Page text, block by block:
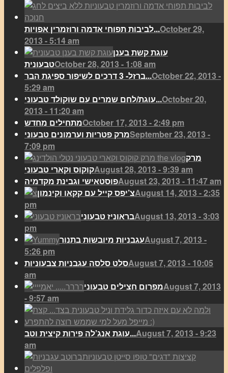
לביבות תפוחי אדמה ורוזמרין אפויות...October 29,
2013 - 5:14 am
עוגת קשת בענן
טבעוניתOctober 28, 2013 - 1:08 am
ברזל- 3 דרכים לשיפור ספיגת הבר...October 22, 2013 -
5:29 am
עוגת/לחם שמרים עם שוקולד טבעוני...October 20,
2013 - 11:20 am
מתחילים מחדשOctober 17, 2013 - 2:49 pm
מרק פטריות וערמונים טבעוניSeptember 23, 2013 -
7:09 pm
מרק
קוקוס וקארי טבעוניAugust 28, 2013 - 9:39 am
פוסטאישי וגבינת מקדמיהAugust 23, 2013 - 11:47 am
צ’יפס קייל עם קקאו וקינמוןAugust 14, 2013 - 2:35
pm
בראוניז טבעוניAugust 13, 2013 - 3:03
pm
עגבניות מיובשות בתנורAugust 7, 2013 -
5:26 pm
סלט סלסה עגבניות צבעוניותAugust 7, 2013 - 10:05
am
מפרום חצילים טבעוניAugust 7, 2013
- 9:57 am
עוגת אנג’לה פירות קיצית וטב...August 7, 2013 - 9:23
am